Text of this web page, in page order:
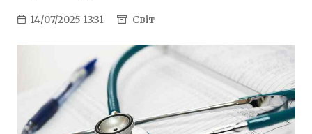
14/07/2025 13:31 Світ